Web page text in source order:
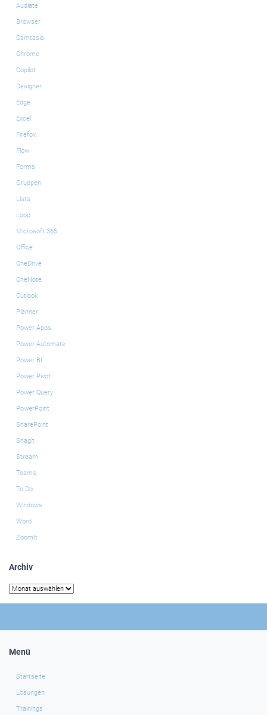
Audiate
Browser
Camtasia
Chrome
Copilot
Designer
Edge
Excel
Firefox
Flow
Forms
Gruppen
Lists
Loop
Microsoft 365
Office
OneDrive
OneNote
Outlook
Planner
Power Apps
Power Automate
Power BI
Power Pivot
Power Query
PowerPoint
SharePoint
Snagit
Stream
Teams
To Do
Windows
Word
ZoomIt
Archiv
Archiv
Menü
Startseite
Lösungen
Trainings